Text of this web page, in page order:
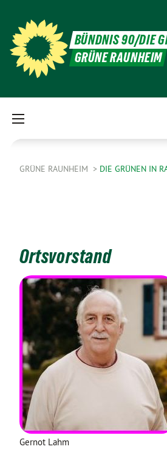
BÜNDNIS 90/DIE
GRÜNE RAUNHEIM
GRÜNE RAUNHEIM DIE GRÜNEN IN
Ortsvorstand
Gernot Lahm